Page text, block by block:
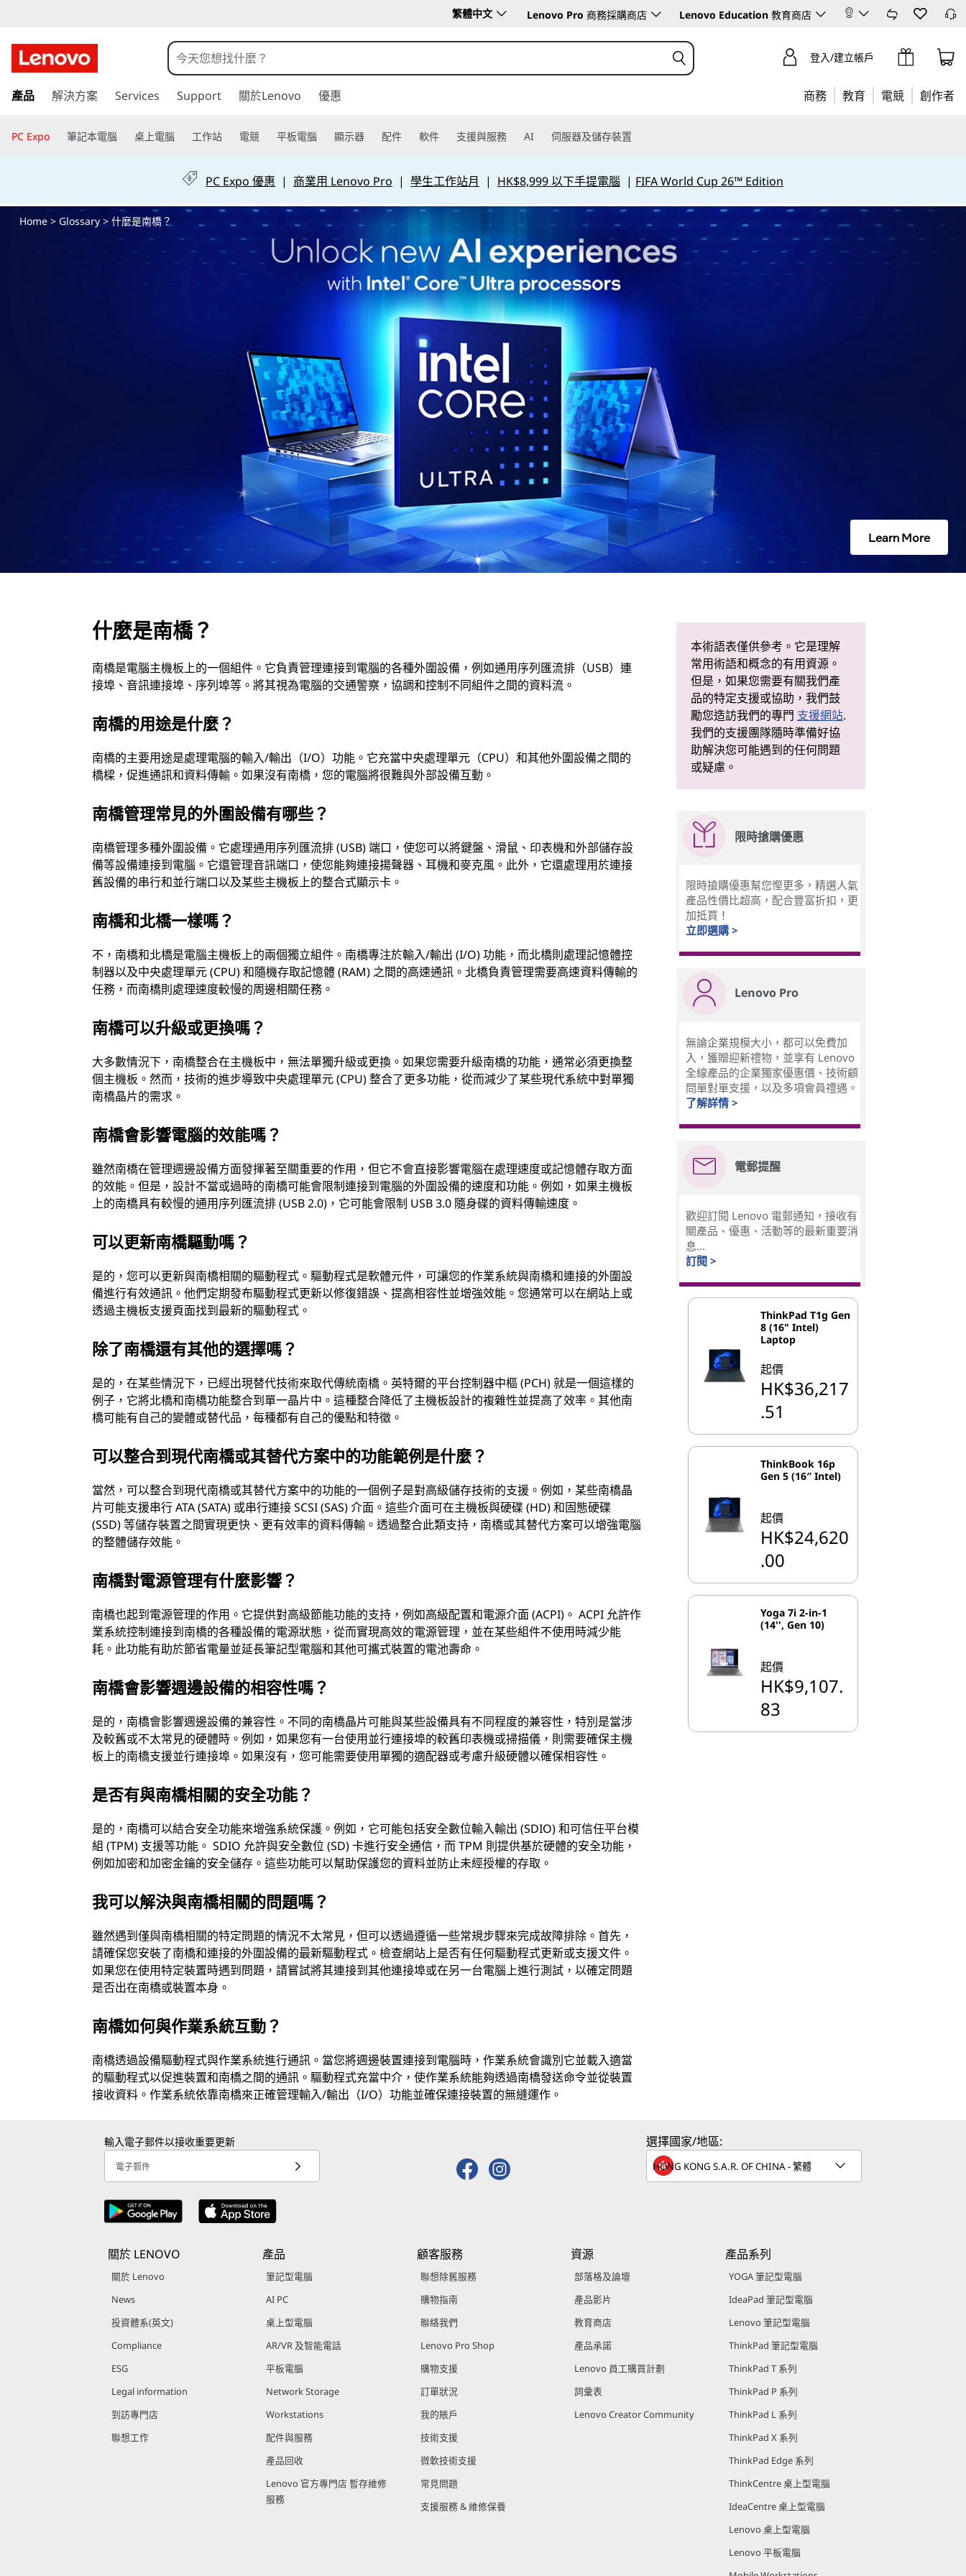
麼
是
橋
繁體中文 Lenovo Pro 商務採購商店 Lenovo Education 教育商店
至
要
登入/建立帳戶
產品 解決方案 Services Support 關於Lenovo 優惠 商務 教育 電競 創作者
PC Expo 筆記本電腦 桌上電腦 工作站 電競 平板電腦 顯示器 配件 軟件 支援與服務 AI 伺服器及儲存裝置
PC Expo 優惠 | 商業用 Lenovo Pro | 學生工作站月 | HK$8,999 以下手提電腦 | FIFA World Cup 26™ Edition
Home> Glossary> 什麼是南橋？
Learn More
什麼是南橋？
南橋是電腦主機板上的一個組件。它負責管理連接到電腦的各種外圍設備，例如通用序列匯流排（USB）連
接埠、音訊連接埠、序列埠等。將其視為電腦的交通警察，協調和控制不同組件之間的資料流。
南橋的用途是什麼？
南橋的主要用途是處理電腦的輸入/輸出（I/O）功能。它充當中央處理單元（CPU）和其他外圍設備之間的
橋樑，促進通訊和資料傳輸。如果沒有南橋，您的電腦將很難與外部設備互動。
南橋管理常見的外圍設備有哪些？
南橋管理多種外圍設備。它處理通用序列匯流排 (USB) 端口，使您可以將鍵盤、滑鼠、印表機和外部儲存設
備等設備連接到電腦。它還管理音訊端口，使您能夠連接揚聲器、耳機和麥克風。此外，它還處理用於連接
舊設備的串行和並行端口以及某些主機板上的整合式顯示卡。
南橋和北橋一樣嗎？
不，南橋和北橋是電腦主機板上的兩個獨立組件。南橋專注於輸入/輸出 (I/O) 功能，而北橋則處理記憶體控
制器以及中央處理單元 (CPU) 和隨機存取記憶體 (RAM) 之間的高速通訊。北橋負責管理需要高速資料傳輸的
任務，而南橋則處理速度較慢的周邊相關任務。
南橋可以升級或更換嗎？
大多數情況下，南橋整合在主機板中，無法單獨升級或更換。如果您需要升級南橋的功能，通常必須更換整
個主機板。然而，技術的進步導致中央處理單元 (CPU) 整合了更多功能，從而減少了某些現代系統中對單獨
南橋晶片的需求。
南橋會影響電腦的效能嗎？
雖然南橋在管理週邊設備方面發揮著至關重要的作用，但它不會直接影響電腦在處理速度或記憶體存取方面
的效能。但是，設計不當或過時的南橋可能會限制連接到電腦的外圍設備的速度和功能。例如，如果主機板
上的南橋具有較慢的通用序列匯流排 (USB 2.0)，它可能會限制 USB 3.0 隨身碟的資料傳輸速度。
可以更新南橋驅動嗎？
是的，您可以更新與南橋相關的驅動程式。驅動程式是軟體元件，可讓您的作業系統與南橋和連接的外圍設
備進行有效通訊。他們定期發布驅動程式更新以修復錯誤、提高相容性並增強效能。您通常可以在網站上或
透過主機板支援頁面找到最新的驅動程式。
除了南橋還有其他的選擇嗎？
是的，在某些情況下，已經出現替代技術來取代傳統南橋。英特爾的平台控制器中樞 (PCH) 就是一個這樣的
例子，它將北橋和南橋功能整合到單一晶片中。這種整合降低了主機板設計的複雜性並提高了效率。其他南
橋可能有自己的變體或替代品，每種都有自己的優點和特徵。
可以整合到現代南橋或其替代方案中的功能範例是什麼？
當然，可以整合到現代南橋或其替代方案中的功能的一個例子是對高級儲存技術的支援。例如，某些南橋晶
片可能支援串行 ATA (SATA) 或串行連接 SCSI (SAS) 介面。這些介面可在主機板與硬碟 (HD) 和固態硬碟
(SSD) 等儲存裝置之間實現更快、更有效率的資料傳輸。透過整合此類支持，南橋或其替代方案可以增強電腦
的整體儲存效能。
南橋對電源管理有什麼影響？
南橋也起到電源管理的作用。它提供對高級節能功能的支持，例如高級配置和電源介面 (ACPI)。 ACPI 允許作
業系統控制連接到南橋的各種設備的電源狀態，從而實現高效的電源管理，並在某些組件不使用時減少能
耗。此功能有助於節省電量並延長筆記型電腦和其他可攜式裝置的電池壽命。
南橋會影響週邊設備的相容性嗎？
是的，南橋會影響週邊設備的兼容性。不同的南橋晶片可能與某些設備具有不同程度的兼容性，特別是當涉
及較舊或不太常見的硬體時。例如，如果您有一台使用並行連接埠的較舊印表機或掃描儀，則需要確保主機
板上的南橋支援並行連接埠。如果沒有，您可能需要使用單獨的適配器或考慮升級硬體以確保相容性。
是否有與南橋相關的安全功能？
是的，南橋可以結合安全功能來增強系統保護。例如，它可能包括安全數位輸入輸出 (SDIO) 和可信任平台模
組 (TPM) 支援等功能。 SDIO 允許與安全數位 (SD) 卡進行安全通信，而 TPM 則提供基於硬體的安全功能，
例如加密和加密金鑰的安全儲存。這些功能可以幫助保護您的資料並防止未經授權的存取。
我可以解決與南橋相關的問題嗎？
雖然遇到僅與南橋相關的特定問題的情況不太常見，但可以透過遵循一些常規步驟來完成故障排除。首先，
請確保您安裝了南橋和連接的外圍設備的最新驅動程式。檢查網站上是否有任何驅動程式更新或支援文件。
如果您在使用特定裝置時遇到問題，請嘗試將其連接到其他連接埠或在另一台電腦上進行測試，以確定問題
是否出在南橋或裝置本身。
南橋如何與作業系統互動？
南橋透過設備驅動程式與作業系統進行通訊。當您將週邊裝置連接到電腦時，作業系統會識別它並載入適當
的驅動程式以促進裝置和南橋之間的通訊。驅動程式充當中介，使作業系統能夠透過南橋發送命令並從裝置
接收資料。作業系統依靠南橋來正確管理輸入/輸出（I/O）功能並確保連接裝置的無縫運作。
本術語表僅供參考。它是理解
常用術語和概念的有用資源。
但是，如果您需要有關我們產
品的特定支援或協助，我們鼓
勵您造訪我們的專門 支援網站.
我們的支援團隊隨時準備好協
助解決您可能遇到的任何問題
或疑慮。
限時搶購優惠
限時搶購優惠幫您慳更多，精選人氣
產品性價比超高，配合豐富折扣，更
加抵買！
立即選購 >
Lenovo Pro
無論企業規模大小，都可以免費加
入，獲贈迎新禮物，並享有 Lenovo
全線產品的企業獨家優惠價、技術顧
問單對單支援，以及多項會員禮遇。
了解詳情 >
電郵提醒
歡迎訂閱 Lenovo 電郵通知，接收有
關產品、優惠、活動等的最新重要消
息...
訂閱 >
ThinkPad T1g Gen
8 (16" Intel)
Laptop
起價
HK$36,217
.51
ThinkBook 16p
Gen 5 (16″ Intel)
起價
HK$24,620
.00
Yoga 7i 2-in-1
(14'', Gen 10)
起價
HK$9,107.
83
輸入電子郵件以接收重要更新
電子郵件
選擇國家/地區:
關於 LENOVO
關於 Lenovo
News
投資體系(英文)
Compliance
ESG
Legal information
到訪專門店
聯想工作
產品
筆記型電腦
AI PC
桌上型電腦
AR/VR 及智能電話
平板電腦
Network Storage
Workstations
配件與服務
產品回收
Lenovo 官方專門店 暫存維修
服務
顧客服務
聯想除舊服務
購物指南
聯絡我們
Lenovo Pro Shop
購物支援
訂單狀況
我的賬戶
技術支援
微軟技術支援
常見問題
支援服務 & 維修保養
資源
部落格及論壇
產品影片
教育商店
產品承諾
Lenovo 員工購買計劃
詞彙表
Lenovo Creator Community
產品系列
YOGA 筆記型電腦
IdeaPad 筆記型電腦
Lenovo 筆記型電腦
ThinkPad 筆記型電腦
ThinkPad T 系列
ThinkPad P 系列
ThinkPad L 系列
ThinkPad X 系列
ThinkPad Edge 系列
ThinkCentre 桌上型電腦
IdeaCentre 桌上型電腦
Lenovo 桌上型電腦
Lenovo 平板電腦